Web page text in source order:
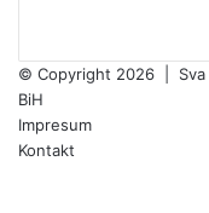
© Copyright 2026 | Sva
BiH
Impresum
Kontakt